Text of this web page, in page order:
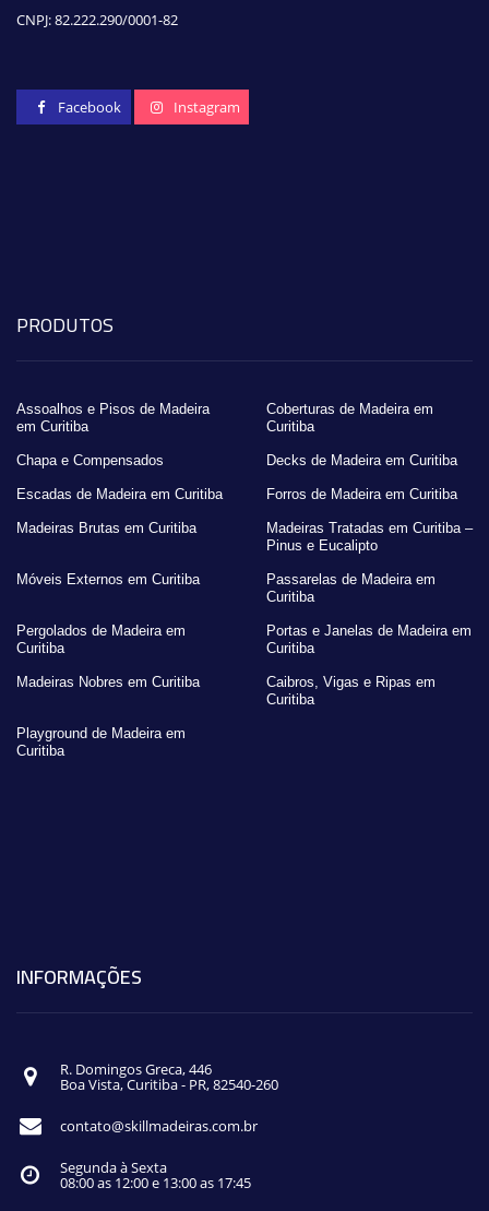
CNPJ:82.222.290/0001-82
Facebook Instagram
PRODUTOS
Assoalhos e Pisos de Madeira
em Curitiba
Coberturas de Madeira em
Curitiba
Chapa e Compensados Decks de Madeira em Curitiba
Escadas de Madeira em Curitiba Forros de Madeira em Curitiba
Madeiras Brutas em Curitiba
Madeiras Tratadas em Curitiba –
Pinus e Eucalipto
Móveis Externos em Curitiba
Passarelas de Madeira em
Curitiba
Pergolados de Madeira em
Curitiba
Portas e Janelas de Madeira em
Curitiba
Madeiras Nobres em Curitiba
Caibros, Vigas e Ripas em
Curitiba
Playground de Madeira em
Curitiba
INFORMAÇÕES
R. Domingos Greca, 446
Boa Vista, Curitiba - PR, 82540-260
contato@skillmadeiras.com.br
Segunda à Sexta
08:00 as 12:00 e 13:00 as 17:45